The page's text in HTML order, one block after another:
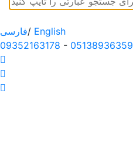
فارسی/ English
09352163178 - 05138936359